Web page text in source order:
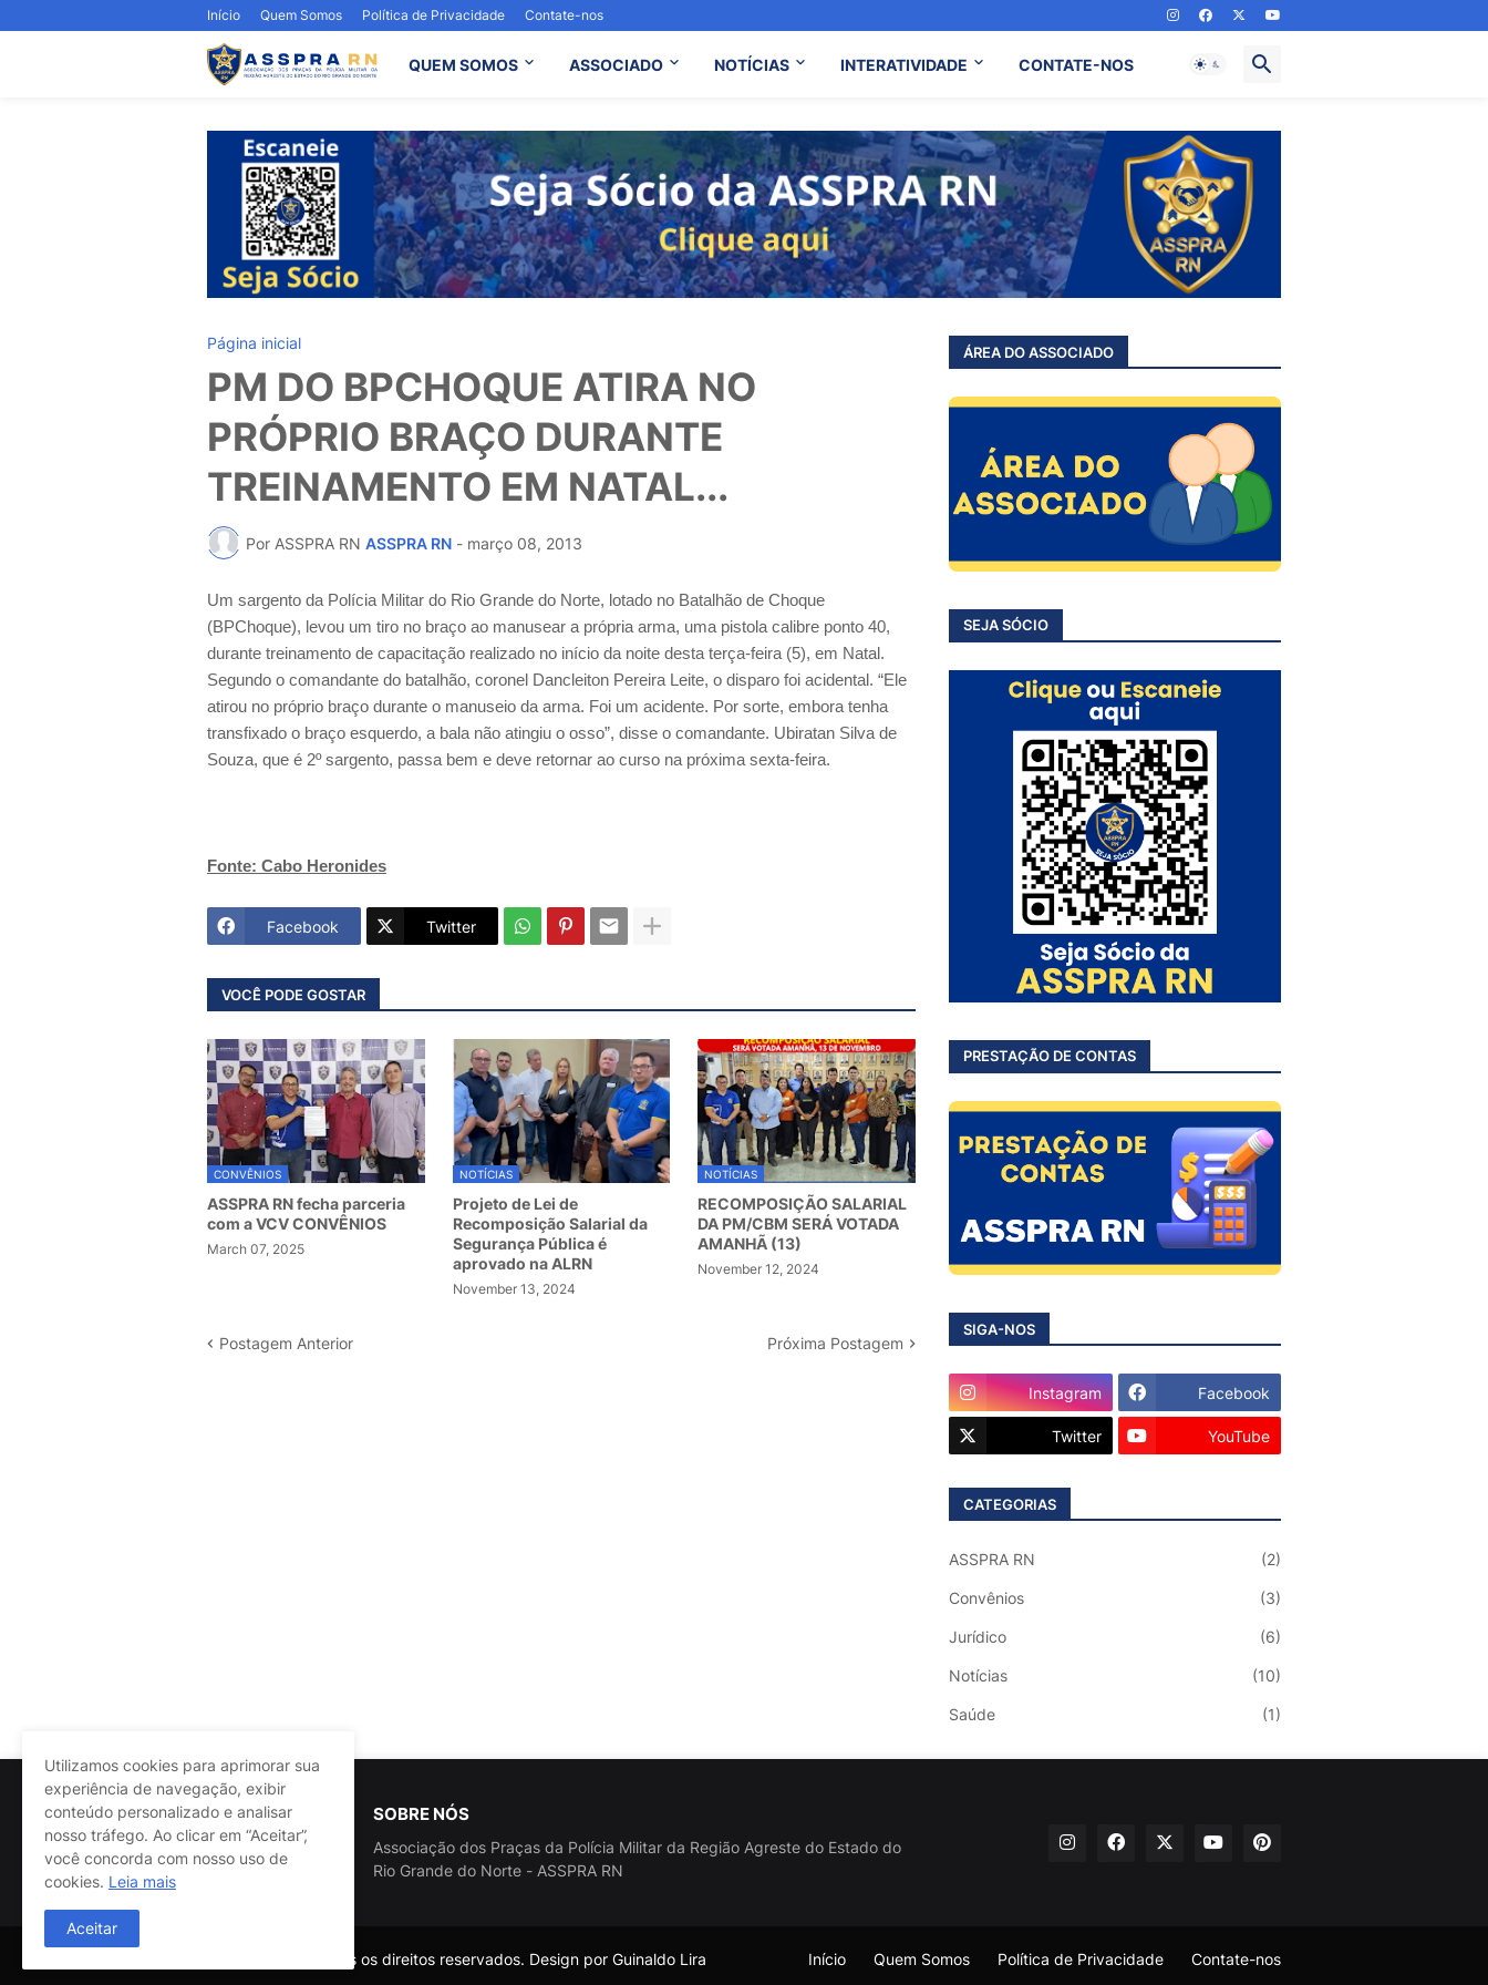
Início Quem Somos Política de Privacidade Contate-nos
QUEM SOMOS ASSOCIADO NOTÍCIAS INTERATIVIDADE CONTATE-NOS
Página inicial
PM DO BPCHOQUE ATIRA NO
PRÓPRIO BRAÇO DURANTE
TREINAMENTO EM NATAL...
Por ASSPRA RN ASSPRA RN - março 08, 2013
Um sargento da Polícia Militar do Rio Grande do Norte, lotado no Batalhão de Choque
(BPChoque), levou um tiro no braço ao manusear a própria arma, uma pistola calibre ponto 40,
durante treinamento de capacitação realizado no início da noite desta terça-feira (5), em Natal.
Segundo o comandante do batalhão, coronel Dancleiton Pereira Leite, o disparo foi acidental. “Ele
atirou no próprio braço durante o manuseio da arma. Foi um acidente. Por sorte, embora tenha
transfixado o braço esquerdo, a bala não atingiu o osso”, disse o comandante. Ubiratan Silva de
Souza, que é 2º sargento, passa bem e deve retornar ao curso na próxima sexta-feira.
Fonte: Cabo Heronides
Facebook Twitter
VOCÊ PODE GOSTAR
CONVÊNIOS
ASSPRA RN fecha parceria
com a VCV CONVÊNIOS
March 07, 2025
NOTÍCIAS
Projeto de Lei de
Recomposição Salarial da
Segurança Pública é
aprovado na ALRN
November 13, 2024
NOTÍCIAS
RECOMPOSIÇÃO SALARIAL
DA PM/CBM SERÁ VOTADA
AMANHÃ (13)
November 12, 2024
Postagem Anterior Próxima Postagem
ÁREA DO ASSOCIADO
SEJA SÓCIO
PRESTAÇÃO DE CONTAS
SIGA-NOS
Instagram Facebook
Twitter YouTube
CATEGORIAS
ASSPRA RN (2)
Convênios (3)
Jurídico (6)
Notícias (10)
Saúde (1)
SOBRE NÓS
Associação dos Praças da Polícia Militar da Região Agreste do Estado do
Rio Grande do Norte - ASSPRA RN
@ASSPRA RN Todos os direitos reservados. Design por Guinaldo Lira Início Quem Somos Política de Privacidade Contate-nos
Utilizamos cookies para aprimorar sua
experiência de navegação, exibir
conteúdo personalizado e analisar
nosso tráfego. Ao clicar em “Aceitar”,
você concorda com nosso uso de
cookies. Leia mais
Aceitar